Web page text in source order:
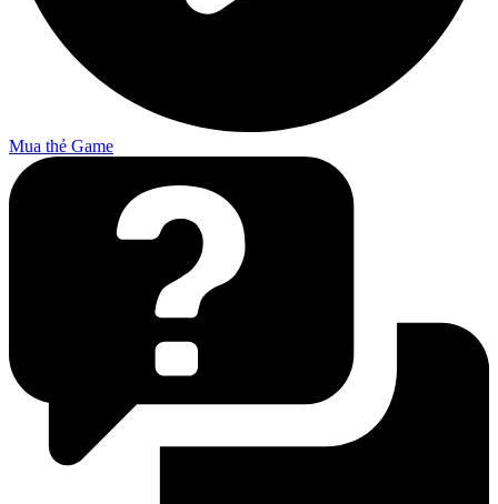
Mua thẻ Game